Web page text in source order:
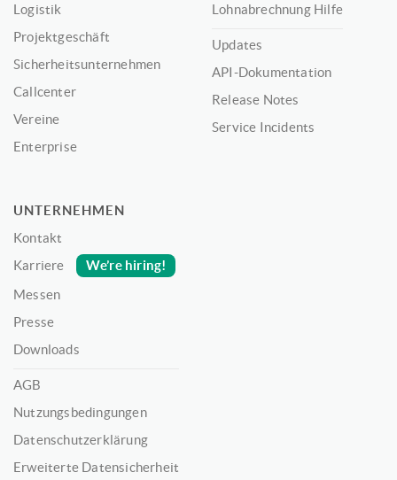
Logistik
Projektgeschäft
Sicherheitsunternehmen
Callcenter
Vereine
Enterprise
Lohnabrechnung Hilfe
Updates
API-Dokumentation
Release Notes
Service Incidents
UNTERNEHMEN
Kontakt
Karriere
We’re hiring!
Messen
Presse
Downloads
AGB
Nutzungsbedingungen
Datenschutzerklärung
Erweiterte Datensicherheit